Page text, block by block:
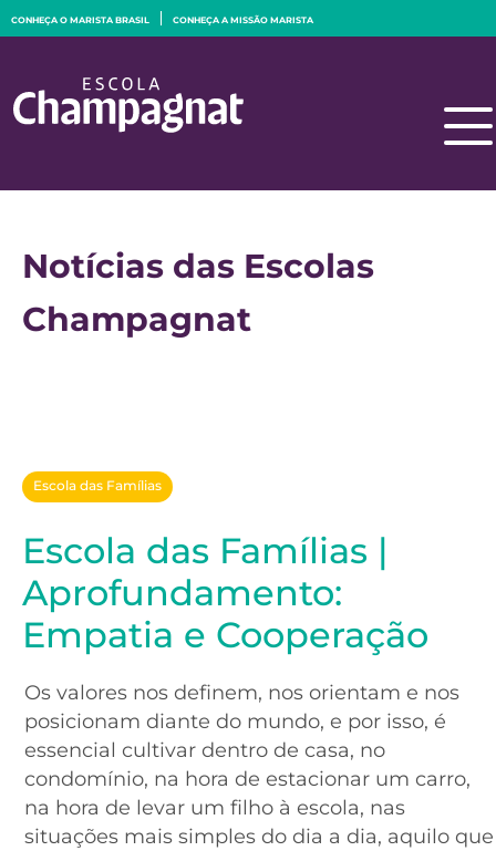
CONHEÇA O MARISTA BRASIL CONHEÇA A MISSÃO MARISTA
Notícias das Escolas
Champagnat
Escola das Famílias
Escola das Famílias |
Aprofundamento:
Empatia e Cooperação
Os valores nos definem, nos orientam e nos
posicionam diante do mundo, e por isso, é
essencial cultivar dentro de casa, no
condomínio, na hora de estacionar um carro,
na hora de levar um filho à escola, nas
situações mais simples do dia a dia, aquilo que